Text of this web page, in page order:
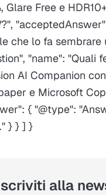
Free e
che lo fa
"name": "Quali
AI Companion
e Microsoft
{ "@type":
} } ] }
alla